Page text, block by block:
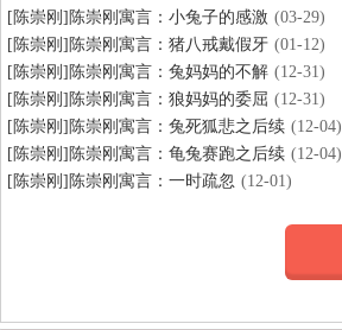
[陈崇刚]陈崇刚寓言：小兔子的感激 (03-29)
[陈崇刚]陈崇刚寓言：猪八戒戴假牙 (01-12)
[陈崇刚]陈崇刚寓言：兔妈妈的不解 (12-31)
[陈崇刚]陈崇刚寓言：狼妈妈的委屈 (12-31)
[陈崇刚]陈崇刚寓言：兔死狐悲之后续 (12-04)
[陈崇刚]陈崇刚寓言：龟兔赛跑之后续 (12-04)
[陈崇刚]陈崇刚寓言：一时疏忽 (12-01)